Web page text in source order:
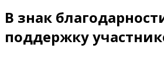
В знак
поддержку